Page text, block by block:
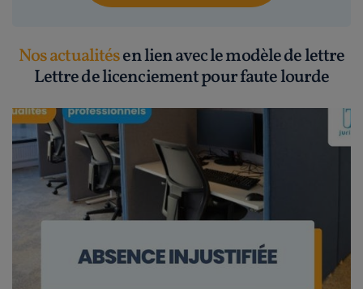
Nos actualitésen lien avec le modèle de lettre
Lettre de licenciement pour faute lourde